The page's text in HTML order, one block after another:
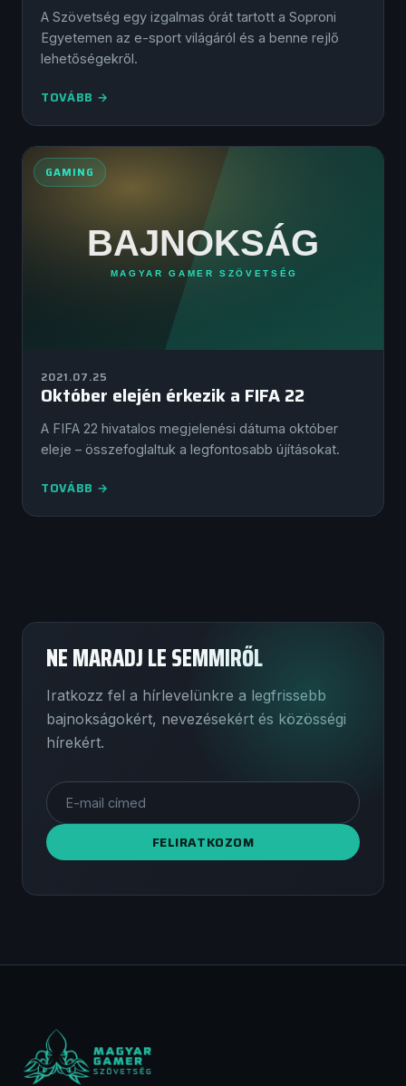
A Szövetség egy izgalmas órát tartott a Soproni
Egyetemen az e-sport világáról és a benne rejlő
lehetőségekről.
TOVÁBB →
GAMING
2021.07.25
Október elején érkezik a FIFA 22
A FIFA 22 hivatalos megjelenési dátuma október
eleje – összefoglaltuk a legfontosabb újításokat.
TOVÁBB →
NE MARADJ LE SEMMIRŐL
Iratkozz fel a hírlevelünkre a legfrissebb
bajnokságokért, nevezésekért és közösségi
hírekért.
FELIRATKOZOM